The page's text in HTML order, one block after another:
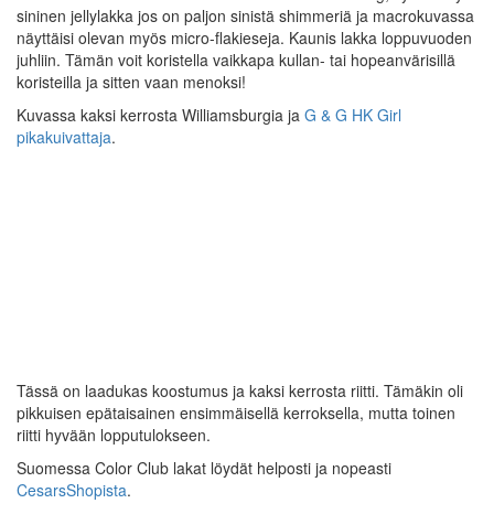
sininen jellylakka jos on paljon sinistä shimmeriä ja macrokuvassa
näyttäisi olevan myös micro-flakieseja. Kaunis lakka loppuvuoden
juhliin. Tämän voit koristella vaikkapa kullan- tai hopeanvärisillä
koristeilla ja sitten vaan menoksi!
Kuvassa kaksi kerrosta Williamsburgia ja G & G HK Girl
pikakuivattaja.
Tässä on laadukas koostumus ja kaksi kerrosta riitti. Tämäkin oli
pikkuisen epätaisainen ensimmäisellä kerroksella, mutta toinen
riitti hyvään lopputulokseen.
Suomessa Color Club lakat löydät helposti ja nopeasti
CesarsShopista.